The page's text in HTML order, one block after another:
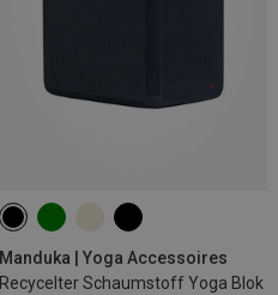
Manduka | Yoga Accessoires
Recycelter Schaumstoff Yoga Blok